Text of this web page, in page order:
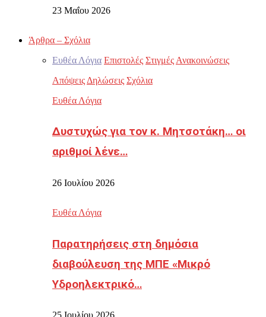
23 Μαΐου 2026
Άρθρα – Σχόλια
Ευθέα Λόγια Επιστολές Στιγμές Ανακοινώσεις
Απόψεις Δηλώσεις Σχόλια
Ευθέα Λόγια
Δυστυχώς για τον κ. Μητσοτάκη… οι
αριθμοί λένε…
26 Ιουλίου 2026
Ευθέα Λόγια
Παρατηρήσεις στη δημόσια
διαβούλευση της ΜΠΕ «Μικρό
Υδροηλεκτρικό…